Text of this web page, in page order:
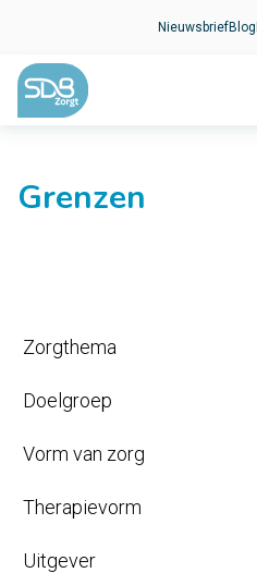
NieuwsbriefBlog
Grenzen
Zorgthema
Doelgroep
Vorm van zorg
Therapievorm
Uitgever